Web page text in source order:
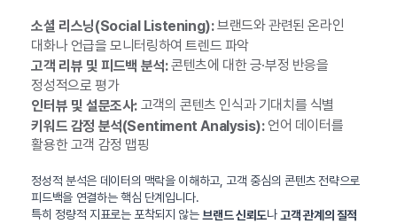
소셜 리스닝(Social Listening):브랜드와 관련된 온라인
대화나 언급을 모니터링하여 트렌드 파악
고객 리뷰 및 피드백 분석:콘텐츠에 대한 긍·부정 반응을
정성적으로 평가
인터뷰 및 설문조사:고객의 콘텐츠 인식과 기대치를 식별
키워드 감정 분석(Sentiment Analysis):언어 데이터를
활용한 고객 감정 맵핑
정성적 분석은 데이터의 맥락을 이해하고, 고객 중심의 콘텐츠 전략으로
피드백을 연결하는 핵심 단계입니다.
특히 정량적 지표로는 포착되지 않는브랜드 신뢰도나고객 관계의 질적